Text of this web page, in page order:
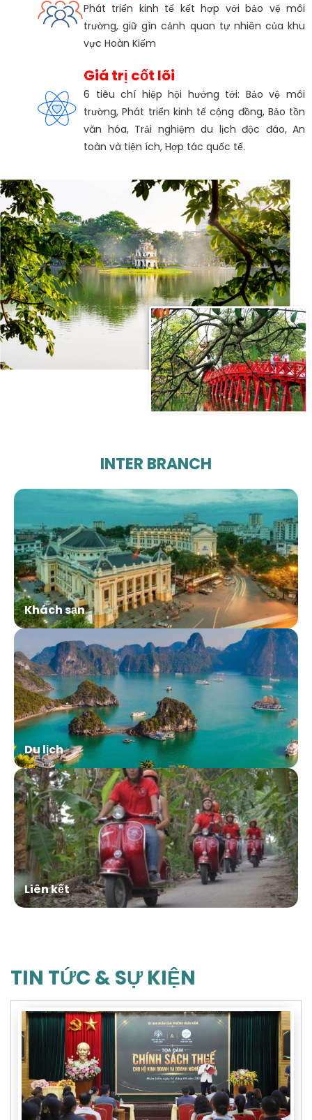
Phát triển kinh tế kết hợp với bảo vệ môi
trường, giữ gìn cảnh quan tự nhiên của khu
vực Hoàn Kiếm
Giá trị cốt lõi
6 tiêu chí hiệp hội hướng tới: Bảo vệ môi
trường, Phát triển kinh tế cộng đồng, Bảo tồn
văn hóa, Trải nghiệm du lịch độc đáo, An
toàn và tiện ích, Hợp tác quốc tế.
INTER BRANCH
Khách sạn
Du lịch
Liên kết
TIN TỨC & SỰ KIỆN